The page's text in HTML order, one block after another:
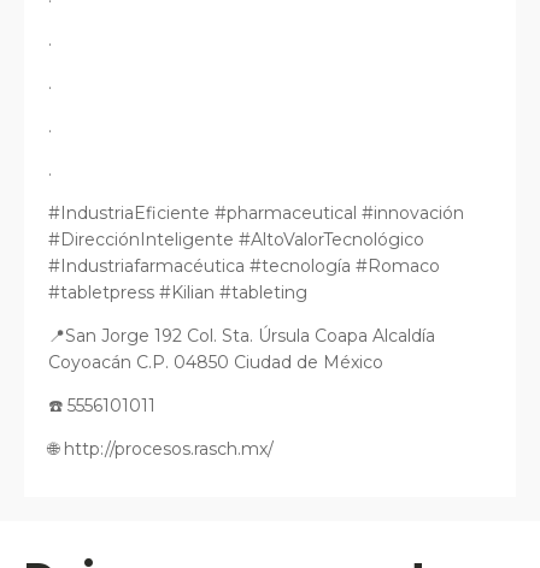
.
.
.
.
#IndustriaEficiente #pharmaceutical #innovación
#DirecciónInteligente #AltoValorTecnológico
#Industriafarmacéutica #tecnología #Romaco
#tabletpress #Kilian #tableting
📍San Jorge 192 Col. Sta. Úrsula Coapa Alcaldía
Coyoacán C.P. 04850 Ciudad de México
☎️ 5556101011
🌐 http://procesos.rasch.mx/